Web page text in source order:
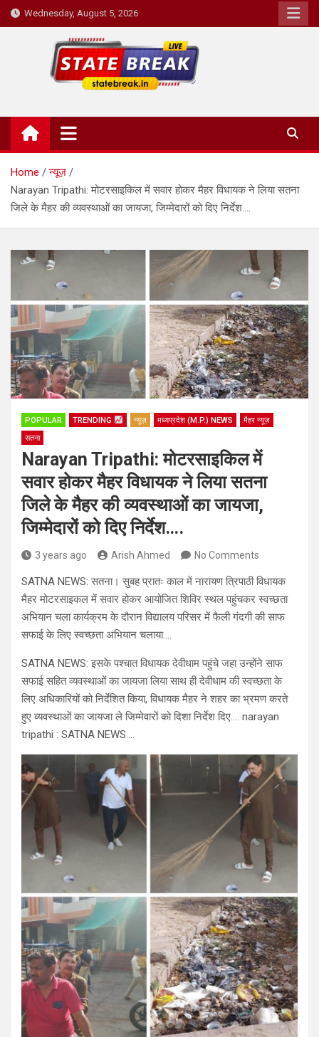
Skip
to
Wednesday, August 5, 2026
State Break
Home
न्यूज़
Narayan Tripathi: मोटरसाइकिल में सवार होकर मैहर विधायक ने लिया सतना
जिले के मैहर की व्यवस्थाओं का जायजा, जिम्मेदारों को दिए निर्देश….
POPULAR TRENDING न्यूज़ मध्यप्रदेश (M.P.) NEWS
मैहर न्यूज़
सतना
Narayan Tripathi: मोटरसाइकिल में
सवार होकर मैहर विधायक ने लिया सतना
जिले के मैहर की व्यवस्थाओं का जायजा,
जिम्मेदारों को दिए निर्देश….
3 years ago Arish Ahmed No Comments
SATNA NEWS: सतना। सुबह प्रातः काल में नारायण त्रिपाठी विधायक
मैहर मोटरसाइकल में सवार होकर आयोजित शिविर स्थल पहुंचकर स्वच्छता
अभियान चला कार्यक्रम के दौरान विद्यालय परिसर में फैली गंदगी की साफ
सफाई के लिए स्वच्छता अभियान चलाया….
SATNA NEWS: इसके पश्चात विधायक देवीधाम पहुंचे जहा उन्होंने साफ
सफाई सहित व्यवस्थाओं का जायजा लिया साथ ही देवीधाम की स्वच्छता के
लिए अधिकारियों को निर्देशित किया, विधायक मैहर ने शहर का भ्रमण करते
हुए व्यवस्थाओं का जायजा ले जिम्मेवारों को दिशा निर्देश दिए…. narayan
tripathi : SATNA NEWS….